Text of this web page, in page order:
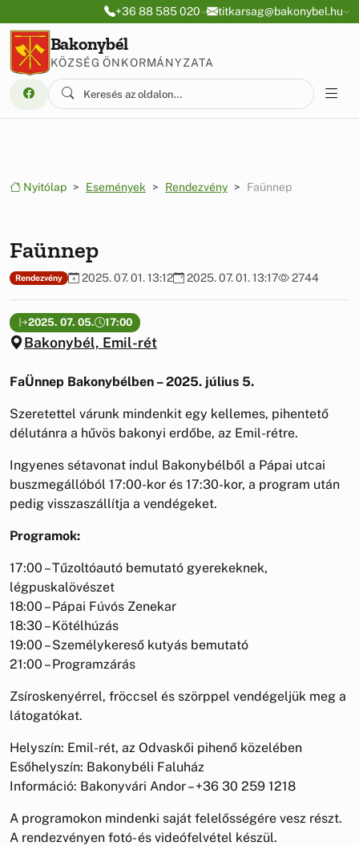
Ugrás a menüre
Ugrás a tartalomra+36 88 585 020 titkarsag@bakonybel.hu
Bakonybél
KÖZSÉG ÖNKORMÁNYZATA
Nyitólap Események Rendezvény Faünnep
Faünnep
Rendezvény 2025. 07. 01. 13:12 2025. 07. 01. 13:17 2744
2025. 07. 05. 17:00
Bakonybél, Emil-rét
FaÜnnep Bakonybélben – 2025. július 5.
Szeretettel várunk mindenkit egy kellemes, pihentető
délutánra a hűvös bakonyi erdőbe, az Emil-rétre.
Ingyenes sétavonat indul Bakonybélből a Pápai utcai
buszmegállóból 17:00-kor és 17:30-kor, a program után
pedig visszaszállítja a vendégeket.
Programok:
17:00 – Tűzoltóautó bemutató gyerekeknek,
légpuskalövészet
18:00 – Pápai Fúvós Zenekar
18:30 – Kötélhúzás
19:00 – Személykereső kutyás bemutató
21:00 – Programzárás
Zsíroskenyérrel, fröccsel és szörppel vendégeljük meg a
látogatókat.
Helyszín: Emil-rét, az Odvaskői pihenő közelében
Esőhelyszín: Bakonybéli Faluház
Információ: Bakonyvári Andor – +36 30 259 1218
A programokon mindenki saját felelősségére vesz részt.
A rendezvényen fotó- és videófelvétel készül.